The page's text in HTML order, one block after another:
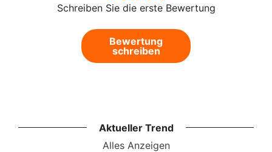
Schreiben Sie die erste Bewertung
Bewertung
schreiben
Aktueller Trend
Alles Anzeigen